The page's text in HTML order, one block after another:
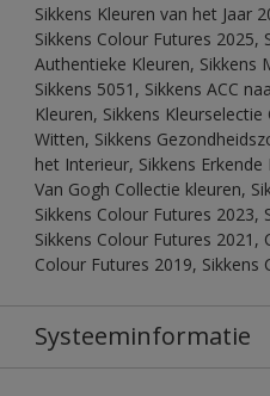
Sikkens Kleuren van het Jaar
Sikkens Colour Futures 2025,
Authentieke Kleuren, Sikkens
Sikkens 5051, Sikkens ACC
Kleuren, Sikkens
Witten, Sikkens
het Interieur, Sikkens
Van Gogh Collectie kleuren,
Sikkens Colour Futures 2023,
Sikkens Colour Futures 2021,
Colour Futures 2019, Sikkens
Systeeminformatie